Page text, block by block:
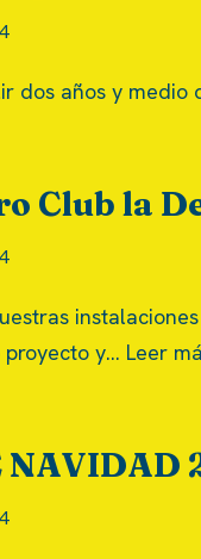
dos años y
Club la
y… Leer
NAVIDAD